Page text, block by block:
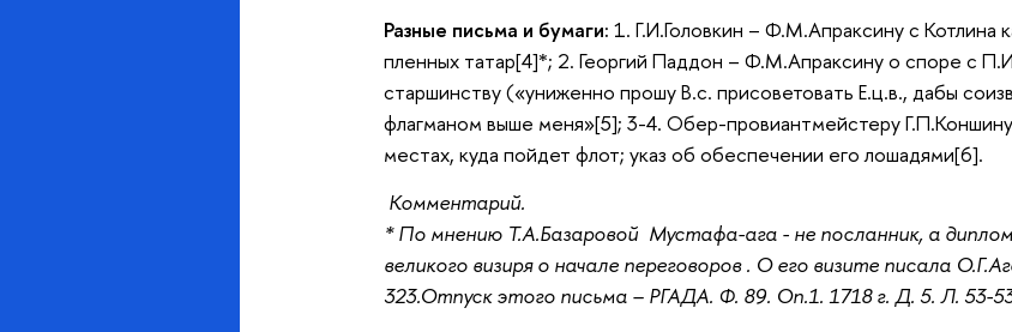
Разные письма и бумаги: 1. Г.И.Головкин – Ф.М.Апраксину с
пленных татар[4]*; 2. Георгий Паддон – Ф.М.Апраксину о споре с
старшинству («униженно прошу В.с. присоветовать Е.ц.в., дабы
флагманом выше меня»[5]; 3-4. Обер-провиантмейстеру
местах, куда пойдет флот; указ об обеспечении его лошадями[6].
Комментарий.
* По мнению Т.А.Базаровой Мустафа-ага - не посланник, а
великого визиря о начале переговоров . О его визите писала
323.Отпуск этого письма – РГАДА. Ф. 89. Оп.1. 1718 г. Д. 5. Л. 53-